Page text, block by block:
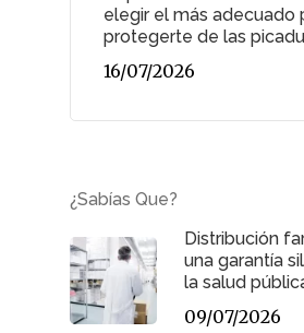
elegir el más adecuado
protegerte de las
16/07/2026
¿Sabías Que?
Distribución
una garantía
la salud
09/07/2026